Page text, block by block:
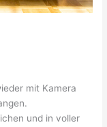
mit Kamera
und in voller